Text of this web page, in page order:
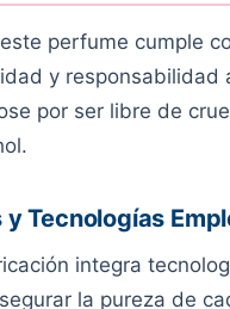
perfume cumple
y responsabilidad
por ser libre de
Tecnologías
integra
la pureza de